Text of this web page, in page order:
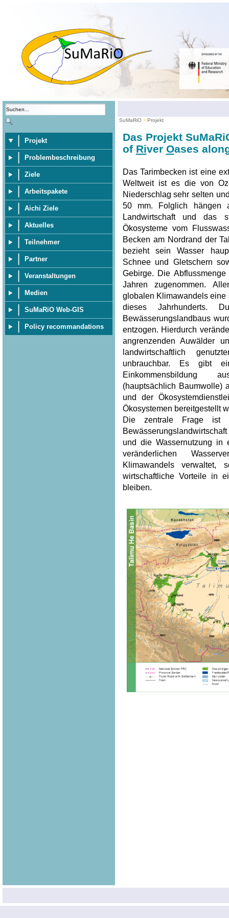
Projekt
Problembeschreibung
Ziele
Arbeitspakete
Aichi Ziele
Aktuelles
Teilnehmer
Partner
Veranstaltungen
Medien
SuMaRiO Web-GIS
Policy recommandations
SuMaRiO Projekt
Das Projekt
of River Oases
Das Tarimbecken ist eine
Weltweit ist es die von
Niederschlag sehr selten
50 mm. Folglich hängen
Landwirtschaft und das
Ökosysteme vom
Becken am Nordrand der
bezieht sein Wasser
Schnee und Gletschern
Gebirge. Die
Jahren zugenommen.
globalen Klimawandels eine
dieses Jahrhunderts.
Bewässerungslandbaus
entzogen. Hierdurch
angrenzenden Auwälder
landwirtschaftlich
unbrauchbar. Es gibt
Einkommensbildung
(hauptsächlich Baumwolle)
und der
Ökosystemen bereitgestellt
Die zentrale Frage ist
und die Wassernutzung in
veränderlichen
Klimawandels verwaltet,
wirtschaftliche Vorteile in
bleiben.